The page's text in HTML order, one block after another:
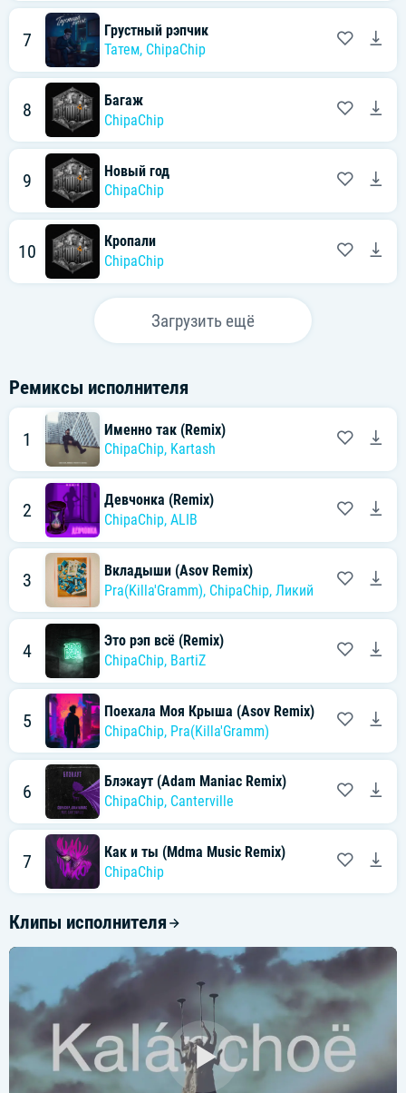
7
Грустный рэпчик
Татем, ChipaChip
8
Багаж
ChipaChip
9
Новый год
ChipaChip
10
Кропали
ChipaChip
Загрузить ещё
Ремиксы исполнителя
1
Именно так (Remix)
ChipaChip, Kartash
2
Девчонка (Remix)
ChipaChip, ALIB
3
Вкладыши (Asov Remix)
Pra(Killa'Gramm), ChipaChip, Ликий
4
Это рэп всё (Remix)
ChipaChip, BartiZ
5
Поехала Моя Крыша (Asov Remix)
ChipaChip, Pra(Killa'Gramm)
6
Блэкаут (Adam Maniac Remix)
ChipaChip, Canterville
7
Как и ты (Mdma Music Remix)
ChipaChip
Клипы исполнителя